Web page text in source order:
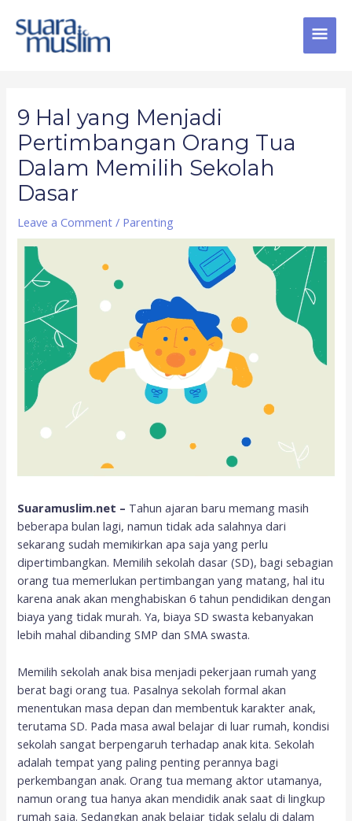
content
9 Hal yang Menjadi
Pertimbangan Orang Tua
Dalam Memilih Sekolah
Dasar
Leave a Comment / Parenting
Suaramuslim.net – Tahun ajaran baru memang masih
beberapa bulan lagi, namun tidak ada salahnya dari
sekarang sudah memikirkan apa saja yang perlu
dipertimbangkan. Memilih sekolah dasar (SD), bagi sebagian
orang tua memerlukan pertimbangan yang matang, hal itu
karena anak akan menghabiskan 6 tahun pendidikan dengan
biaya yang tidak murah. Ya, biaya SD swasta kebanyakan
lebih mahal dibanding SMP dan SMA swasta.
Memilih sekolah anak bisa menjadi pekerjaan rumah yang
berat bagi orang tua. Pasalnya sekolah formal akan
menentukan masa depan dan membentuk karakter anak,
terutama SD. Pada masa awal belajar di luar rumah, kondisi
sekolah sangat berpengaruh terhadap anak kita. Sekolah
adalah tempat yang paling penting perannya bagi
perkembangan anak. Orang tua memang aktor utamanya,
namun orang tua hanya akan mendidik anak saat di lingkup
rumah saja. Sedangkan anak belajar tidak selalu di dalam